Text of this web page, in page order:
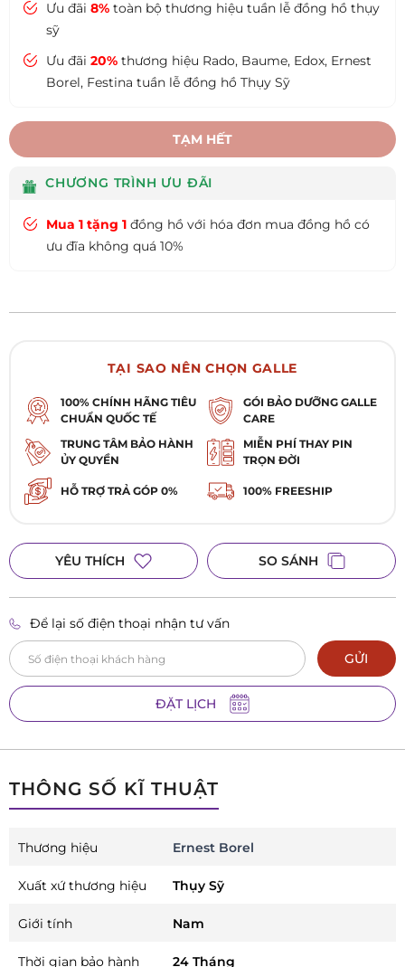
Ưu đãi 8% toàn bộ thương hiệu tuần lễ đồng hồ thụy
sỹ
Ưu đãi 20% thương hiệu Rado, Baume, Edox, Ernest
Borel, Festina tuần lễ đồng hồ Thụy Sỹ
TẠM HẾT
CHƯƠNG TRÌNH ƯU ĐÃI
Mua 1 tặng 1 đồng hồ với hóa đơn mua đồng hồ có
ưu đĩa không quá 10%
TẠI SAO NÊN CHỌN GALLE
100% CHÍNH HÃNG TIÊU
CHUẨN QUỐC TẾ
GÓI BẢO DƯỠNG GALLE
CARE
TRUNG TÂM BẢO HÀNH
ỦY QUYỀN
MIỄN PHÍ THAY PIN
TRỌN ĐỜI
HỖ TRỢ TRẢ GÓP 0% 100% FREESHIP
YÊU THÍCH SO SÁNH
Để lại số điện thoại nhận tư vấn
GỬI
ĐẶT LỊCH
THÔNG SỐ KĨ THUẬT
Thương hiệu Ernest Borel
Xuất xứ thương hiệu Thụy Sỹ
Giới tính Nam
Thời gian bảo hành 24 Tháng